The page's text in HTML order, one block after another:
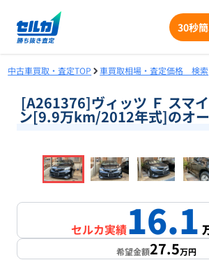
30秒
中古車買取・査定TOP 車買取相場・査定価格 検索
[A261376]ヴィッツ Ｆ スマ
ン[9.9万km/2012年式]のオ
セルカ実績16.1
希望金額27.5万円